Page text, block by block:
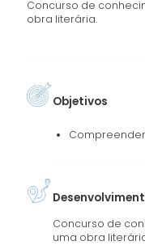
Concurso de
obra literária.
Objetivos
Concurso de
uma obra